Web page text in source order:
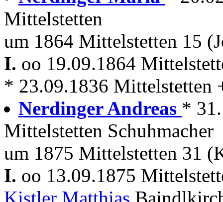
Mittelstetten
um 1864 Mittelstetten 15
I. oo 19.09.1864
* 23.09.1836 Mittelstetten
Nerdinger Andreas *
Mittelstetten Schuhmacher
um 1875 Mittelstetten 31
I. oo 13.09.1875